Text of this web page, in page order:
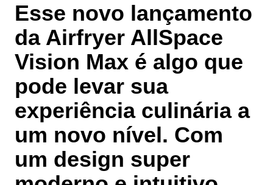
Esse novo lançamento
da Airfryer AllSpace
Vision Max é algo que
pode levar sua
experiência culinária a
um novo nível. Com
um design super